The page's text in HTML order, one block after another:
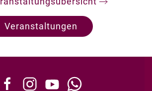
Veranstaltungen